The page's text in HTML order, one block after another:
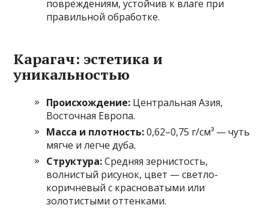
повреждениям, устойчив к влаге при
правильной обработке.
Карагач: эстетика и
уникальностью
Происхождение: Центральная Азия,
Восточная Европа.
Масса и плотность:0,62–0,75 г/см³ — чуть
мягче и легче дуба.
Структура:Средняя зернистость,
волнистый рисунок, цвет — светло-
коричневый с красноватыми или
золотистыми оттенками.